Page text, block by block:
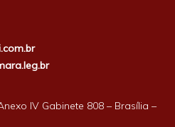
IV Gabinete 808 – Brasília –